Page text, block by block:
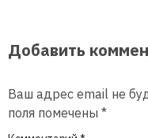
Добавить
Ваш адрес email не
поля помечены *